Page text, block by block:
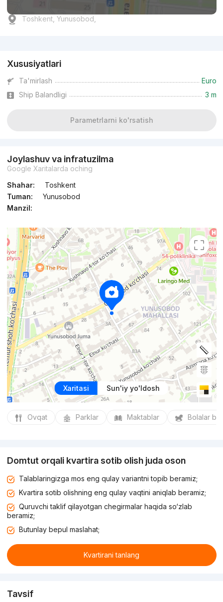
Toshkent, Yunusobod,
Xususiyatlari
Ta'mirlash
Euro
Ship Balandligi
3 m
Parametrlarni ko'rsatish
Joylashuv va infratuzilma
Google Xaritalarda oching
Shahar:
Toshkent
Tuman:
Yunusobod
Manzil:
Xaritasi Sun'iy yo'ldosh
Ovqat Parklar Maktablar Bolalar
Domtut orqali kvartira sotib olish juda oson
Talablaringizga mos eng qulay variantni topib beramiz;
Kvartira sotib olishning eng qulay vaqtini aniqlab beramiz;
Quruvchi taklif qilayotgan chegirmalar haqida so‘zlab
beramiz;
Butunlay bepul maslahat;
Kvartirani tanlang
Tavsif